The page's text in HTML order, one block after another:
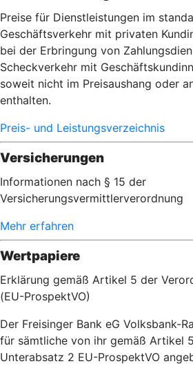
Preise für Dienstleistungen im
Geschäftsverkehr mit privaten
bei der Erbringung von
Scheckverkehr mit
soweit nicht im Preisaushang oder
enthalten.
Preis- und Leistungsverzeichnis
Versicherungen
Informationen nach § 15 der
Versicherungsvermittlerverordnung
Mehr erfahren
Wertpapiere
Erklärung gemäß Artikel 5 der
(EU-ProspektVO)
Der Freisinger Bank eG Volksbank-
für sämtliche von ihr gemäß Artikel
Unterabsatz 2 EU-ProspektVO